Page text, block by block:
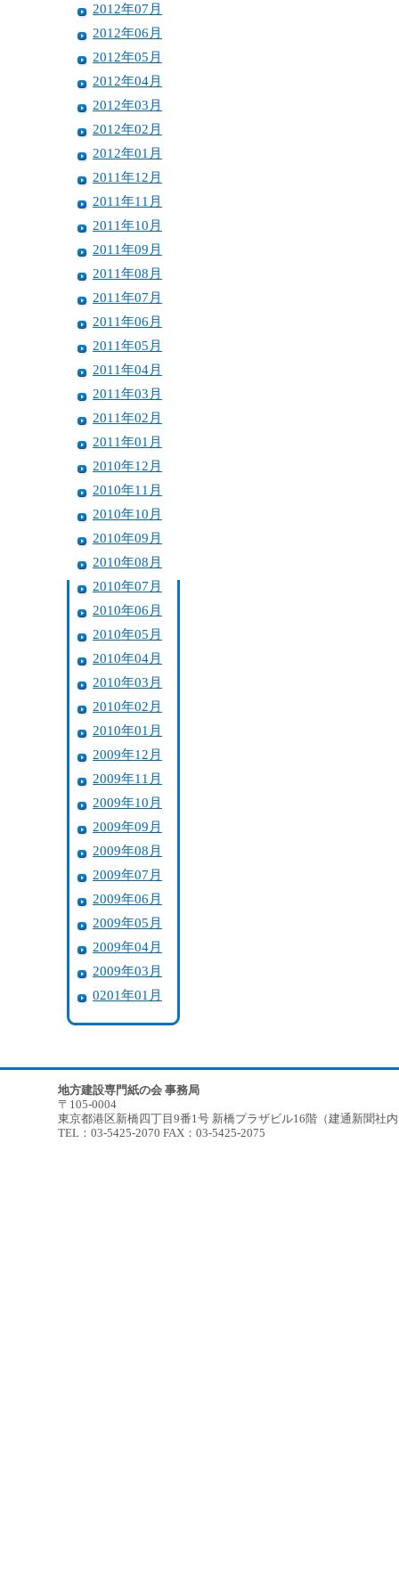
2012年07月
2012年06月
2012年05月
2012年04月
2012年03月
2012年02月
2012年01月
2011年12月
2011年11月
2011年10月
2011年09月
2011年08月
2011年07月
2011年06月
2011年05月
2011年04月
2011年03月
2011年02月
2011年01月
2010年12月
2010年11月
2010年10月
2010年09月
2010年08月
2010年07月
2010年06月
2010年05月
2010年04月
2010年03月
2010年02月
2010年01月
2009年12月
2009年11月
2009年10月
2009年09月
2009年08月
2009年07月
2009年06月
2009年05月
2009年04月
2009年03月
0201年01月
地方建設専門紙の会 事務局
〒105-0004
東京都港区新橋四丁目9番1号 新橋プラザビル16階（建通新聞社
TEL：03-5425-2070 FAX：03-5425-2075